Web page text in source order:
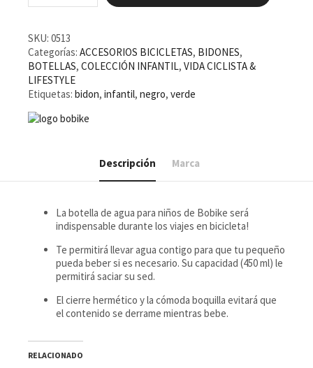
GO
Verde/Negro
450ml
cantidad
SKU: 0513
Categorías: ACCESORIOS BICICLETAS, BIDONES,
BOTELLAS, COLECCIÓN INFANTIL, VIDA CICLISTA &
LIFESTYLE
Etiquetas: bidon, infantil, negro, verde
Descripción Marca
La botella de agua para niños de Bobike será
indispensable durante los viajes en bicicleta!
Te permitirá llevar agua contigo para que tu pequeño
pueda beber si es necesario. Su capacidad (450 ml) le
permitirá saciar su sed.
El cierre hermético y la cómoda boquilla evitará que
el contenido se derrame mientras bebe.
RELACIONADO